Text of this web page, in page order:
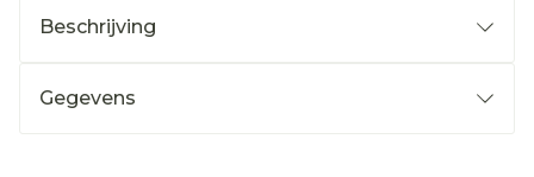
Beschrijving
Gegevens